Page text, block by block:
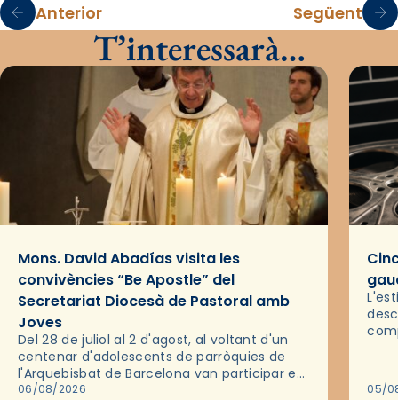
Anterior Següent
T’interessarà…
Mons. David Abadías visita les
convivències “Be Apostle” del
Secretariat Diocesà de Pastoral amb
Joves
Del 28 de juliol al 2 d'agost, al voltant d'un
centenar d'adolescents de parròquies de
l'Arquebisbat de Barcelona van participar en
les convivències Be Apostle, organitzades
06/08/2026 05/